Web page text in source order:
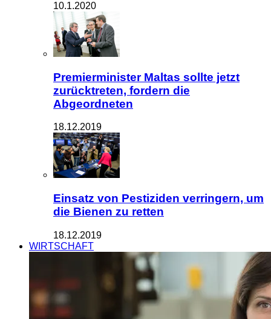
10.1.2020
Premierminister Maltas sollte jetzt
zurücktreten, fordern die
Abgeordneten
18.12.2019
Einsatz von Pestiziden verringern, um
die Bienen zu retten
18.12.2019
WIRTSCHAFT